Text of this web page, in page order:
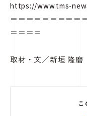
https://www.tms-
＝＝＝＝＝＝＝＝＝
＝＝＝＝
取材・文／新垣 隆磨